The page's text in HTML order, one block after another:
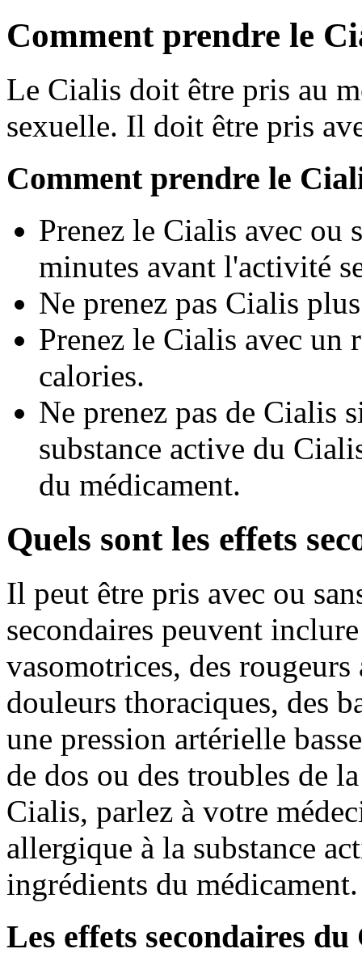
Comment prendre le
Le Cialis doit être pris au
sexuelle. Il doit être pris
Comment prendre le
Prenez le Cialis avec ou
minutes avant l'activité
Ne prenez pas Cialis
Prenez le Cialis avec un
calories.
Ne prenez pas de Cialis
substance active du
du médicament.
Quels sont les effets
Il peut être pris avec ou
secondaires peuvent
vasomotrices, des rougeurs
douleurs thoraciques, des
une pression artérielle
de dos ou des troubles de
Cialis, parlez à votre
allergique à la substance
ingrédients du médicament.
Les effets secondaires